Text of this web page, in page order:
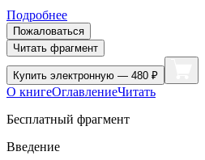
Подробнее
Пожаловаться
Читать фрагмент
Купить электронную — 480 ₽
О книгеОглавлениеЧитать
Бесплатный фрагмент
Введение